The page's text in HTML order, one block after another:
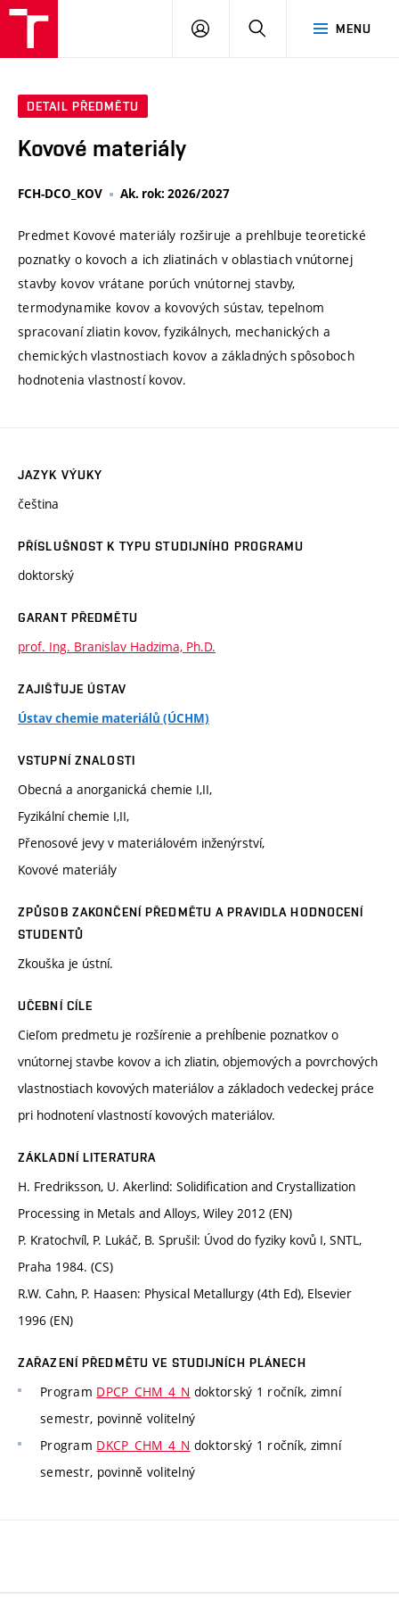
MENU
PŘIHLÁSIT
DETAIL PŘEDMĚTU
Kovové materiály
FCH-DCO_KOV Ak. rok: 2026/2027
Predmet Kovové materiály rozširuje a prehlbuje teoretické
poznatky o kovoch a ich zliatinách v oblastiach vnútornej
stavby kovov vrátane porúch vnútornej stavby,
termodynamike kovov a kovových sústav, tepelnom
spracovaní zliatin kovov, fyzikálnych, mechanických a
chemických vlastnostiach kovov a základných spôsoboch
hodnotenia vlastností kovov.
JAZYK VÝUKY
čeština
PŘÍSLUŠNOST K TYPU STUDIJNÍHO PROGRAMU
doktorský
GARANT PŘEDMĚTU
prof. Ing. Branislav Hadzima, Ph.D.
ZAJIŠŤUJE ÚSTAV
Ústav chemie materiálů (ÚCHM)
VSTUPNÍ ZNALOSTI
Obecná a anorganická chemie I,II,
Fyzikální chemie I,II,
Přenosové jevy v materiálovém inženýrství,
Kovové materiály
ZPŮSOB ZAKONČENÍ PŘEDMĚTU A PRAVIDLA HODNOCENÍ
STUDENTŮ
Zkouška je ústní.
UČEBNÍ CÍLE
Cieľom predmetu je rozšírenie a prehĺbenie poznatkov o
vnútornej stavbe kovov a ich zliatin, objemových a povrchových
vlastnostiach kovových materiálov a základoch vedeckej práce
pri hodnotení vlastností kovových materiálov.
ZÁKLADNÍ LITERATURA
H. Fredriksson, U. Akerlind: Solidification and Crystallization
Processing in Metals and Alloys, Wiley 2012 (EN)
P. Kratochvíl, P. Lukáč, B. Sprušil: Úvod do fyziky kovů I, SNTL,
Praha 1984. (CS)
R.W. Cahn, P. Haasen: Physical Metallurgy (4th Ed), Elsevier
1996 (EN)
ZAŘAZENÍ PŘEDMĚTU VE STUDIJNÍCH PLÁNECH
Program DPCP_CHM_4_N doktorský 1 ročník, zimní
semestr, povinně volitelný
Program DKCP_CHM_4_N doktorský 1 ročník, zimní
semestr, povinně volitelný